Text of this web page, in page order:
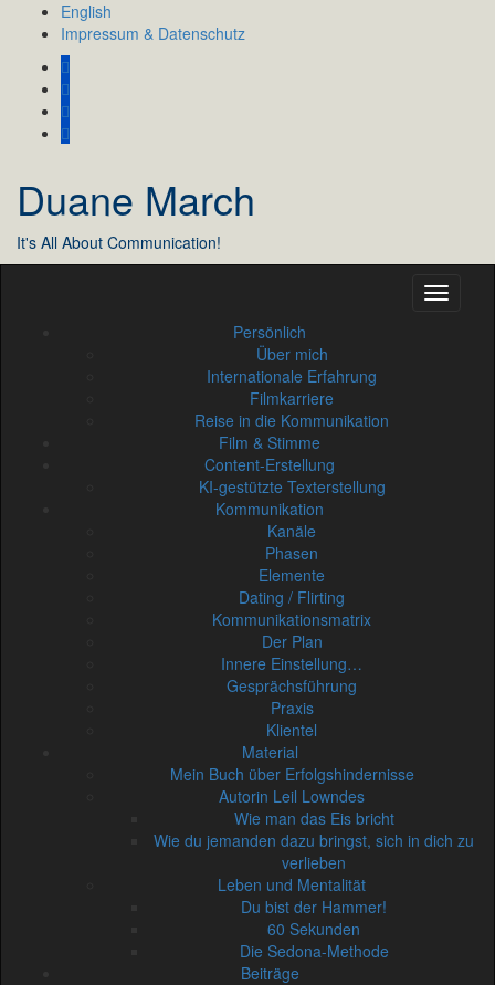
English
Impressum & Datenschutz
Duane March
It's All About Communication!
Persönlich
Über mich
Internationale Erfahrung
Filmkarriere
Reise in die Kommunikation
Film & Stimme
Content-Erstellung
KI-gestützte Texterstellung
Kommunikation
Kanäle
Phasen
Elemente
Dating / Flirting
Kommunikationsmatrix
Der Plan
Innere Einstellung…
Gesprächsführung
Praxis
Klientel
Material
Mein Buch über Erfolgshindernisse
Autorin Leil Lowndes
Wie man das Eis bricht
Wie du jemanden dazu bringst, sich in dich zu
verlieben
Leben und Mentalität
Du bist der Hammer!
60 Sekunden
Die Sedona-Methode
Beiträge